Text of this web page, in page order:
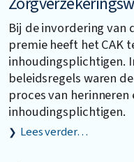
Bij de invordering
premie heeft het CAK
inhoudingsplichtigen.
beleidsregels waren
proces van herinneren
inhoudingsplichtigen.
Lees verder…